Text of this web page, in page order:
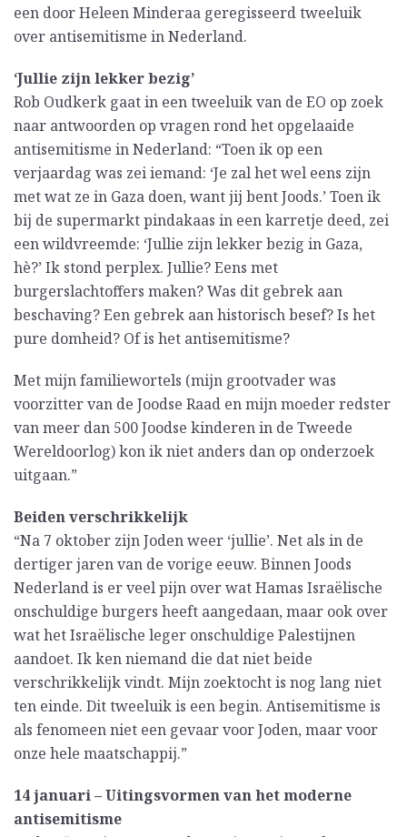
een door Heleen Minderaa geregisseerd tweeluik
over antisemitisme in Nederland.
‘Jullie zijn lekker bezig’
Rob Oudkerk gaat in een tweeluik van de EO op zoek
naar antwoorden op vragen rond het opgelaaide
antisemitisme in Nederland: “Toen ik op een
verjaardag was zei iemand: ‘Je zal het wel eens zijn
met wat ze in Gaza doen, want jij bent Joods.’ Toen ik
bij de supermarkt pindakaas in een karretje deed, zei
een wildvreemde: ‘Jullie zijn lekker bezig in Gaza,
hè?’ Ik stond perplex. Jullie? Eens met
burgerslachtoffers maken? Was dit gebrek aan
beschaving? Een gebrek aan historisch besef? Is het
pure domheid? Of is het antisemitisme?
Met mijn familiewortels (mijn grootvader was
voorzitter van de Joodse Raad en mijn moeder redster
van meer dan 500 Joodse kinderen in de Tweede
Wereldoorlog) kon ik niet anders dan op onderzoek
uitgaan.”
Beiden verschrikkelijk
“Na 7 oktober zijn Joden weer ‘jullie’. Net als in de
dertiger jaren van de vorige eeuw. Binnen Joods
Nederland is er veel pijn over wat Hamas Israëlische
onschuldige burgers heeft aangedaan, maar ook over
wat het Israëlische leger onschuldige Palestijnen
aandoet. Ik ken niemand die dat niet beide
verschrikkelijk vindt. Mijn zoektocht is nog lang niet
ten einde. Dit tweeluik is een begin. Antisemitisme is
als fenomeen niet een gevaar voor Joden, maar voor
onze hele maatschappij.”
14 januari – Uitingsvormen van het moderne
antisemitisme